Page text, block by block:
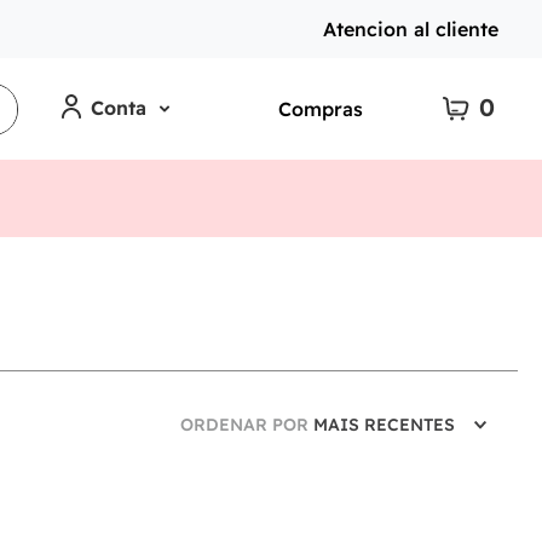
Atencion al cliente
Conta Compras 0
ORDENAR POR MAIS RECENTES